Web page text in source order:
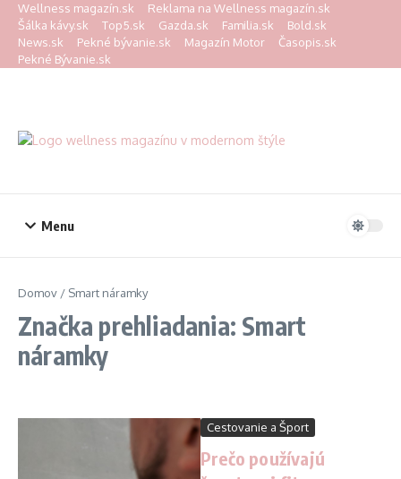
Preskočiť na obsah
Wellness magazín.sk
Reklama na Wellness magazín.sk
Šálka kávy.sk
Top5.sk Gazda.sk Familia.sk
Bold.sk
News.sk
Pekné bývanie.sk Magazín Motor
Časopis.sk
Pekné Bývanie.sk
Menu
Domov / Smart náramky
Značka prehliadania: Smart
náramky
Cestovanie a Šport
Prečo používajú